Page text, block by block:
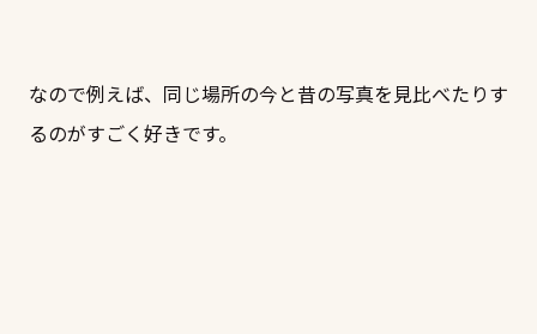
なので例えば、同じ場所の今と昔の写真を見比べたりす
るのがすごく好きです。